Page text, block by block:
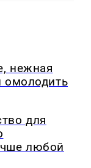
нежная
омолодить
для
любой